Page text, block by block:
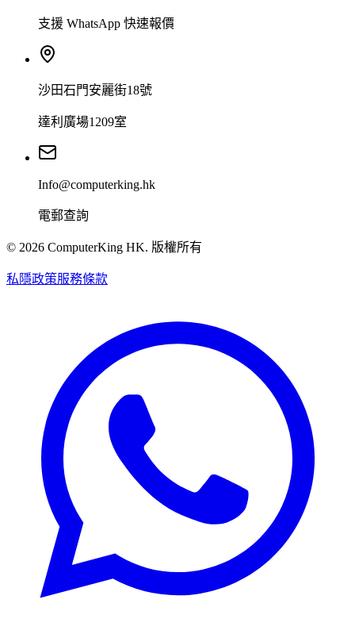
支援 WhatsApp 快速報價
沙田石門安麗街18號
達利廣場1209室
Info@computerking.hk
電郵查詢
© 2026 ComputerKing HK. 版權所有
私隱政策服務條款